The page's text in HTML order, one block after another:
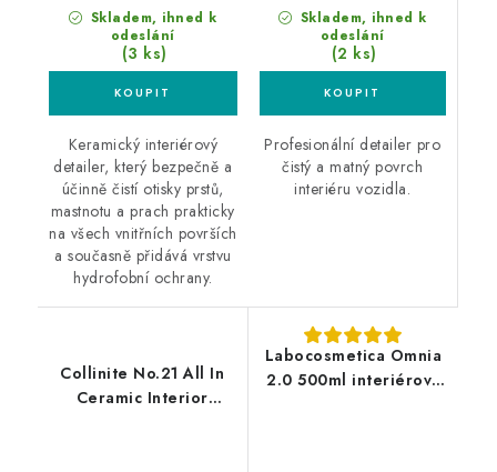
Skladem, ihned k
odeslání
(3 ks)
Keramický interiérový
detailer, který bezpečně a
účinně čistí otisky prstů,
mastnotu a prach prakticky
na všech vnitřních površích
a současně přidává vrstvu
hydrofobní ochrany.
Skladem, ihned k
odeslání
(2 ks)
Profesionální detailer pro
čistý a matný povrch
interiéru vozidla.
Collinite No.21 All In
Ceramic Interior
Labocosmetica Omnia
2.0 500ml interiérový